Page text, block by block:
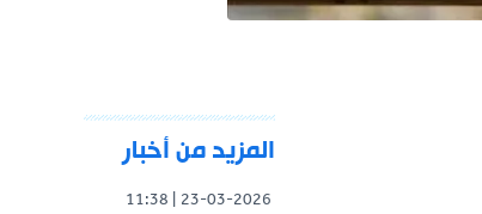
المزيد من أخبار
23-03-2026
11:38